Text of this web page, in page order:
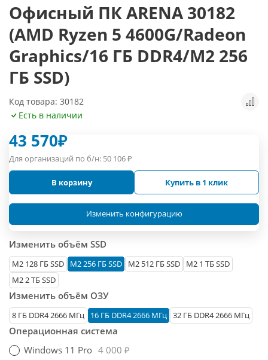
Офисный ПК ARENA 30182
(AMD Ryzen 5 4600G/Radeon
Graphics/16 ГБ DDR4/M2 256
ГБ SSD)
Код товара: 30182
Есть в наличии
43 570₽
Для организаций по б/н: 50 106₽
В корзину Купить в 1 клик
Изменить конфигурацию
Изменить объём SSD
М2 128 ГБ SSD M2 256 ГБ SSD M2 512 ГБ SSD
M2 1 ТБ SSD
M2 2 ТБ SSD
Изменить объём ОЗУ
8 ГБ DDR4 2666 МГц 16 ГБ DDR4 2666 МГц 32 ГБ DDR4 2666 МГц
Операционная система
Windows 11 Pro 4 000 ₽